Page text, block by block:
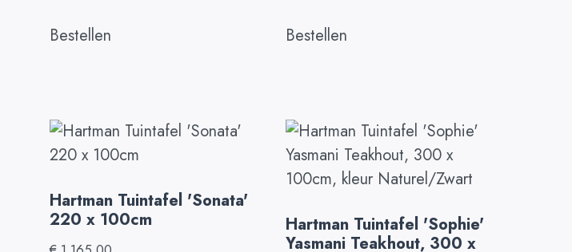
Bestellen Bestellen
Hartman Tuintafel 'Sonata'
220 x 100cm
Hartman Tuintafel 'Sophie'
Yasmani Teakhout, 300 x